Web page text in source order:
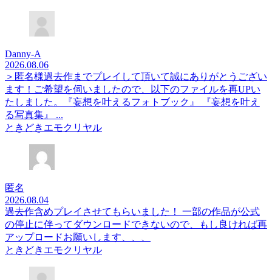
Danny-A
2026.08.06
＞匿名様過去作までプレイして頂いて誠にありがとうござい
ます！ご希望を伺いましたので、以下のファイルを再UPい
たしました。『妄想を叶えるフォトブック』 『妄想を叶え
る写真集』 ...
ときどきエモクリヤル
匿名
2026.08.04
過去作含めプレイさせてもらいました！ 一部の作品が公式
の停止に伴ってダウンロードできないので、もし良ければ再
アップロードお願いします、、、
ときどきエモクリヤル